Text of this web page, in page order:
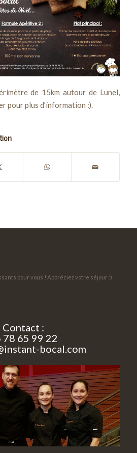
de 15km autour de Lunel,
pour plus d’information :).
pour vous ! Appréciez votre séjour :)
Contact :
78 65 99 22
bocal.com